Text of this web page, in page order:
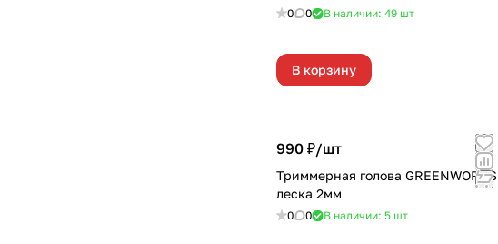
0 0 В наличии: 49 шт
В корзину
990 ₽/шт
Триммерная голова GREENWORKS
леска 2мм
0 0 В наличии: 5 шт